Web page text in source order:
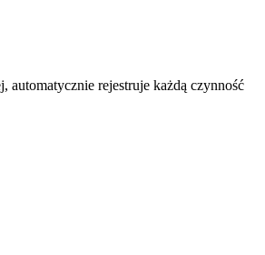
rejestruje każdą czynność